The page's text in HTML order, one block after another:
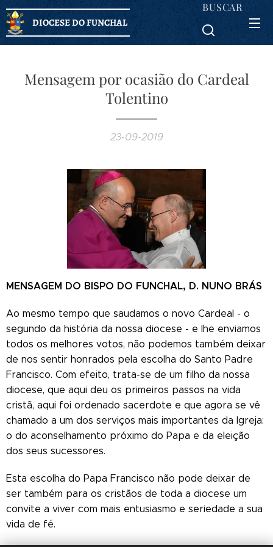
DIOCESE DO FUNCHAL
BUSCAR
Mensagem por ocasião do Cardeal
Tolentino
23-09-2019
MENSAGEM DO BISPO DO FUNCHAL, D. NUNO BRÁS
Ao mesmo tempo que saudamos o novo Cardeal - o
segundo da história da nossa diocese - e lhe enviamos
todos os melhores votos, não podemos também deixar
de nos sentir honrados pela escolha do Santo Padre
Francisco. Com efeito, trata-se de um filho da nossa
diocese, que aqui deu os primeiros passos na vida
cristã, aqui foi ordenado sacerdote e que agora se vê
chamado a um dos serviços mais importantes da Igreja:
o do aconselhamento próximo do Papa e da eleição
dos seus sucessores.
Esta escolha do Papa Francisco não pode deixar de
ser também para os cristãos de toda a diocese um
convite a viver com mais entusiasmo e seriedade a sua
vida de fé.